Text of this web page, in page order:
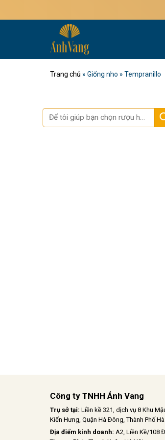
qua
Trang chủ » Giống nho » Tempranillo
Tìm
kiếm:
Công ty TNHH Ánh Vang
Trụ sở tại: Liền kề 321, dịch vụ 8 Khu
Kiến Hưng, Quận Hà Đông, Thành Phố
Địa điểm kinh doanh: A2, Liền Kề/108